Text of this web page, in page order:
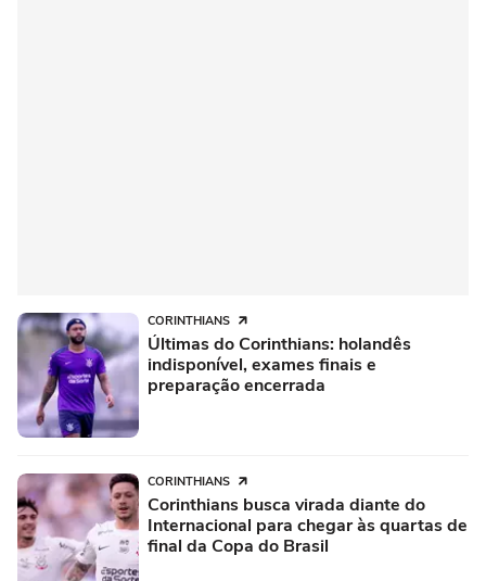
CORINTHIANS
Últimas do Corinthians: holandês
indisponível, exames finais e
preparação encerrada
CORINTHIANS
Corinthians busca virada diante do
Internacional para chegar às quartas de
final da Copa do Brasil